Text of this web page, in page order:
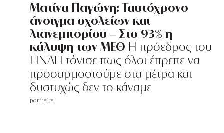
Ματίνα Παγώνη: Ταυτόχρονο
άνοιγμα σχολείων και
λιανεμπορίου – Στο 93% η
κάλυψη των ΜΕΘ H πρόεδρος του
ΕΙΝΑΠ τόνισε πως όλοι έπρεπε να
προσαρμοστούμε στα μέτρα και
δυστυχώς δεν το κάναμε
portraits